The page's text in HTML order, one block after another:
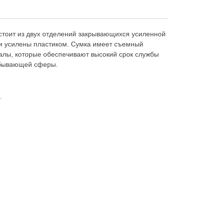
из двух отделений закрывающихся усиленной
усилены пластиком. Сумка имеет съемный
которые обеспечивают высокий срок службы
сферы.